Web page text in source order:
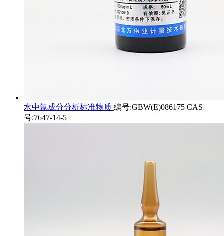
水中氯成分分析标准物质 编号:GBW(E)086175 CAS
号:7647-14-5